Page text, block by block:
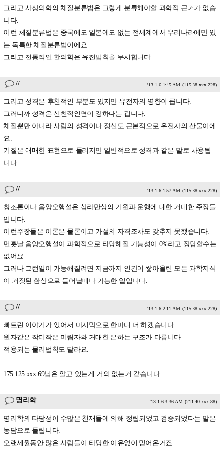
그리고 사상의학의 체질분류법은 그렇게 분류해야할 과학적 근거가 없습
니다.
이런 체질분류법은 중국에도 일본에도 없는 전세계에서 우리나라에만 있
는 독특한 체질분류법이에요.
그리고 전통적인 한의학은 유전법칙을 무시합니다.
// '13.1.6 1:45 AM (115.88.xxx.228)
그리고 성격은 후천적인 부분도 있지만 유전자의 영향이 큽니다.
그러니까 성격은 선천적인면이 강하다는 겁니다.
체질뿐만 아니라 사람의 성격이나 정신도 근본적으로 유전자의 산물이에
요.
기질은 애매한 표현으로 들리지만 일반적으로 성격과 같은 말로 사용됩
니다.
// '13.1.6 1:57 AM (115.88.xxx.228)
창조론이나 음양오행설은 삼라만상의 기원과 운행에 대한 거대한 주장들
입니다.
이런주장들은 이론은 물론이고 가설의 자격조차도 갖추지 못했습니다.
먼훗날 음양오행설이 과학적으로 타당해질 가능성이 0%라고 장담할수는
없어요.
그러나 그런일이 가능해질려면 지금까지 인간이 쌓아올린 모든 과학지식
이 거짓된 환상으로 들어날때나 가능한 일입니다.
// '13.1.6 2:11 AM (115.88.xxx.228)
빠트린 이야기가 있어서 마지막으로 한마디 더 하겠습니다.
원자같은 작디작은 미립자와 거대한 은하는 구조가 다릅니다.
적용되는 물리법칙도 달라요.
175.125.xxx.69님은 알고 있는게 거의 없는거 같습니다.
명리학 '13.1.6 3:36 AM (211.40.xxx.88)
명리학의 타당성이 수많은 천재들에 의해 정립되었고 검증되었다는 말은
농담으로 들립니다.
오랜세월동안 많은 사람들이 타당한 이유없이 믿어온거죠.